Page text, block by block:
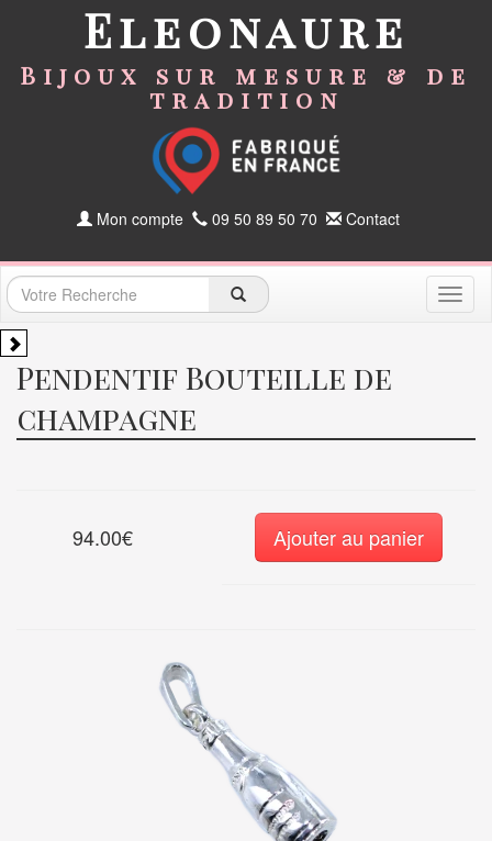
Eleonaure
Bijoux sur mesure & de
tradition
Mon compte 09 50 89 50 70 Contact
Pendentif Bouteille de
champagne
94.00€ Ajouter au panier